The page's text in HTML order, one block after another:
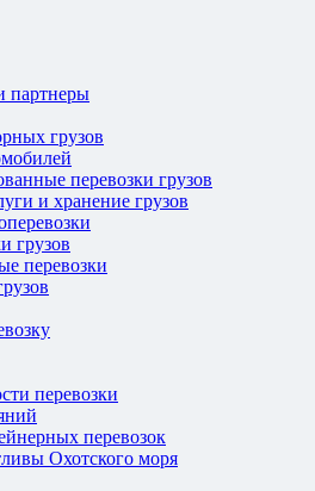
партнеры
грузов
перевозки грузов
и хранение грузов
грузов
перевозки
перевозки
перевозок
Охотского моря